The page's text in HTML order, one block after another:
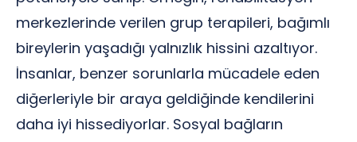
merkezlerinde verilen grup terapileri, bağımlı
bireylerin yaşadığı yalnızlık hissini azaltıyor.
İnsanlar, benzer sorunlarla mücadele eden
diğerleriyle bir araya geldiğinde kendilerini
daha iyi hissediyorlar. Sosyal bağların